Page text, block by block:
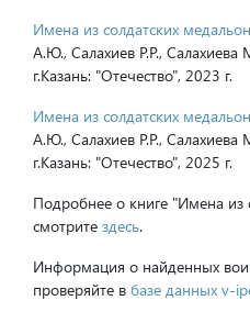
Имена из солдатских
А.Ю., Салахиев Р.Р.,
г.Казань: "Отечество", 2023 г.
Имена из солдатских
А.Ю., Салахиев Р.Р.,
г.Казань: "Отечество", 2025 г.
Подробнее о книге "Имена из
смотрите здесь.
Информация о найденных
проверяйте в базе данных v-